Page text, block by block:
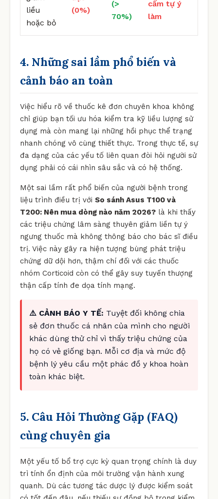
liều
hoặc bỏ
(0%)
(>
70%)
cấm tự ý
làm
4. Những sai lầm phổ biến và
cảnh báo an toàn
Việc hiểu rõ về thuốc kê đơn chuyên khoa không
chỉ giúp bạn tối ưu hóa kiểm tra kỹ liều lượng sử
dụng mà còn mang lại những hồi phục thể trạng
nhanh chóng vô cùng thiết thực. Trong thực tế, sự
đa dạng của các yếu tố liên quan đòi hỏi người sử
dụng phải có cái nhìn sâu sắc và có hệ thống.
Một sai lầm rất phổ biến của người bệnh trong
liệu trình điều trị với So sánh Asus T100 và
T200: Nên mua dòng nào năm 2026? là khi thấy
các triệu chứng lâm sàng thuyên giảm liền tự ý
ngưng thuốc mà không thông báo cho bác sĩ điều
trị. Việc này gây ra hiện tượng bùng phát triệu
chứng dữ dội hơn, thậm chí đối với các thuốc
nhóm Corticoid còn có thể gây suy tuyến thượng
thận cấp tính đe dọa tính mạng.
⚠️ CẢNH BÁO Y TẾ: Tuyệt đối không chia
sẻ đơn thuốc cá nhân của mình cho người
khác dùng thử chỉ vì thấy triệu chứng của
họ có vẻ giống bạn. Mỗi cơ địa và mức độ
bệnh lý yêu cầu một phác đồ y khoa hoàn
toàn khác biệt.
5. Câu Hỏi Thường Gặp (FAQ)
cùng chuyên gia
Một yếu tố bổ trợ cực kỳ quan trọng chính là duy
trì tính ổn định của môi trường vận hành xung
quanh. Dù các tương tác dược lý được kiểm soát